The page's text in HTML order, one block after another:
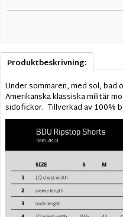
Produktbeskrivning:
Under sommaren, med sol,
Amerikanska klassiska militär
sidofickor. Tillverkad av 100%